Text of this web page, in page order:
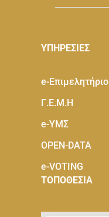
ΥΠΗΡΕΣΙΕΣ
e-Eπιμελητήριο
Γ.Ε.Μ.Η
e-ΥΜΣ
OPEN-DATA
e-VOTING
ΤΟΠΟΘΕΣΙΑ